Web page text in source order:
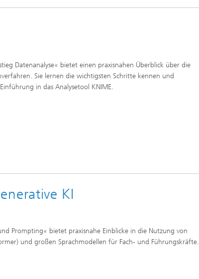
Datenanalyse« bietet einen praxisnahen Überblick über die
Sie lernen die wichtigsten Schritte kennen und
in das Analysetool KNIME.
KI
Prompting« bietet praxisnahe Einblicke in die Nutzung von
und großen Sprachmodellen für Fach- und Führungskräfte.